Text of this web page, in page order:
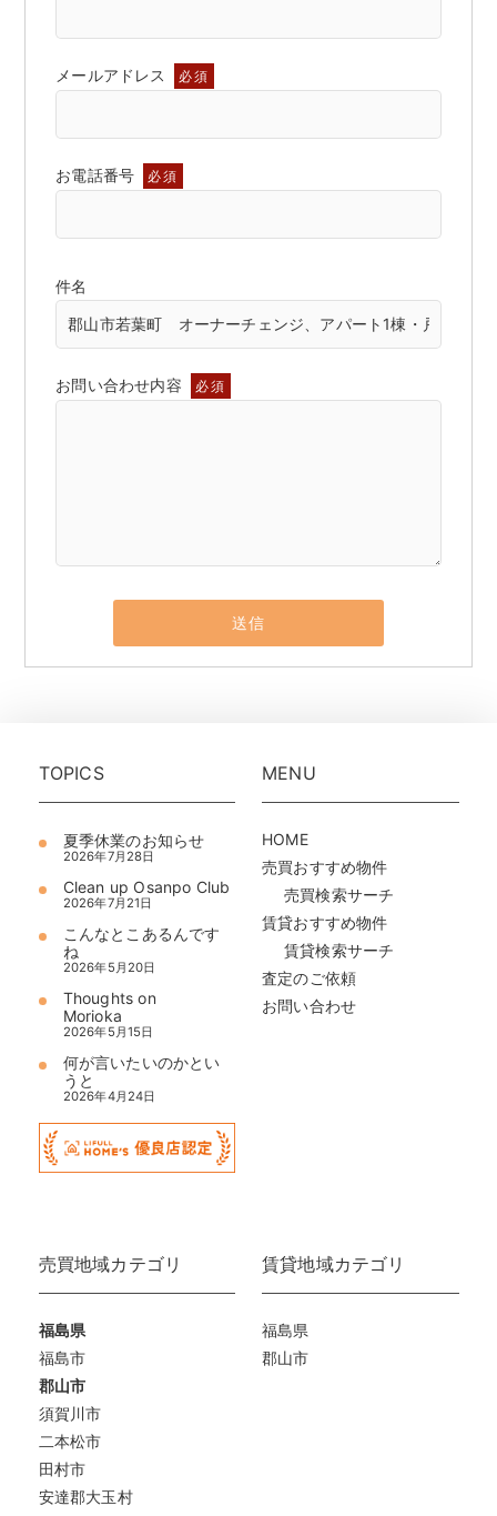
メールアドレス 必須
お電話番号 必須
件名
お問い合わせ内容 必須
TOPICS
夏季休業のお知らせ
2026年7月28日
Clean up Osanpo Club
2026年7月21日
こんなとこあるんです
ね
2026年5月20日
Thoughts on
Morioka
2026年5月15日
何が言いたいのかとい
うと
2026年4月24日
MENU
HOME
売買おすすめ物件
売買検索サーチ
賃貸おすすめ物件
賃貸検索サーチ
査定のご依頼
お問い合わせ
売買地域カテゴリ
福島県
福島市
郡山市
須賀川市
二本松市
田村市
安達郡大玉村
賃貸地域カテゴリ
福島県
郡山市